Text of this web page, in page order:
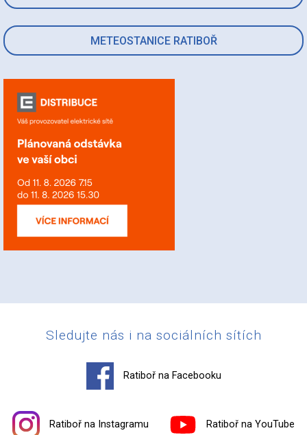
METEOSTANICE RATIBOŘ
Sledujte nás i na sociálních sítích
Ratiboř na Facebooku
Ratiboř na Instagramu Ratiboř na YouTube